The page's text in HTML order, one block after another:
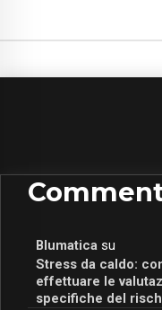
Blumaticasu
Stress da caldo:
effettuare le
specifiche del